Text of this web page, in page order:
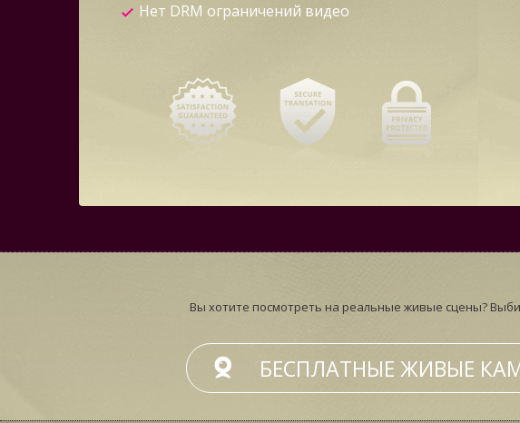
Нет DRM ограничений видео
Вы хотите посмотреть на реальные живые сцены?
БЕСПЛАТНЫЕ ЖИВЫЕ